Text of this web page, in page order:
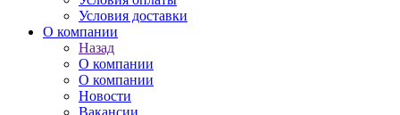
Условия доставки
О компании
Назад
О компании
О компании
Новости
Вакансии